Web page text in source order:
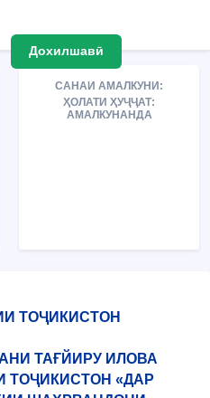
Дохилшавӣ
САНАИ АМАЛКУНИ:
ҲОЛАТИ ҲУҶҶАТ:
АМАЛКУНАНДА
ТОҶИКИСТОН
ТАҒЙИРУ ИЛОВА
ТОҶИКИСТОН «ДАР